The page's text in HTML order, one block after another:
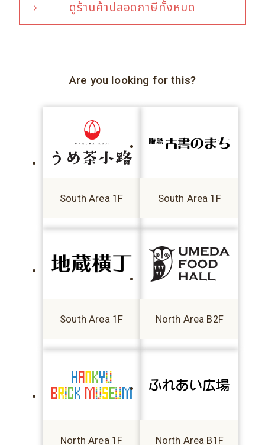
ดูร้านค้าปลอดภาษีทั้งหมด
Are you looking for this?
South Area 1F South Area 1F
South Area 1F North Area B2F
North Area 1F North Area B1F